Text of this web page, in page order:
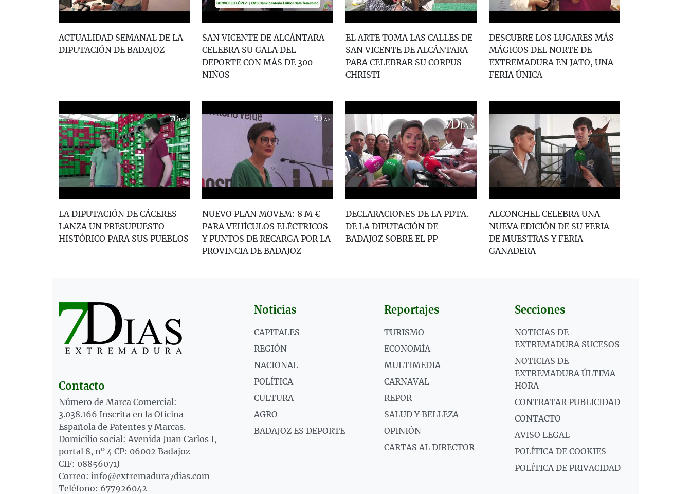
ACTUALIDAD SEMANAL DE LA
DIPUTACIÓN DE BADAJOZ
SAN VICENTE DE ALCÁNTARA
CELEBRA SU GALA DEL
DEPORTE CON MÁS DE 300
NIÑOS
EL ARTE TOMA LAS CALLES DE
SAN VICENTE DE ALCÁNTARA
PARA CELEBRAR SU CORPUS
CHRISTI
DESCUBRE LOS LUGARES MÁS
MÁGICOS DEL NORTE DE
EXTREMADURA EN JATO, UNA
FERIA ÚNICA
LA DIPUTACIÓN DE CÁCERES
LANZA UN PRESUPUESTO
HISTÓRICO PARA SUS PUEBLOS
NUEVO PLAN MOVEM: 8 M €
PARA VEHÍCULOS ELÉCTRICOS
Y PUNTOS DE RECARGA POR LA
PROVINCIA DE BADAJOZ
DECLARACIONES DE LA PDTA.
DE LA DIPUTACIÓN DE
BADAJOZ SOBRE EL PP
ALCONCHEL CELEBRA UNA
NUEVA EDICIÓN DE SU FERIA
DE MUESTRAS Y FERIA
GANADERA
Contacto
Número de Marca Comercial:
3.038.166 Inscrita en la Oficina
Española de Patentes y Marcas.
Domicilio social: Avenida Juan Carlos I,
portal 8, nº 4 CP: 06002 Badajoz
CIF: 08856071J
Correo: info@extremadura7dias.com
Teléfono: 677926042
Noticias
CAPITALES
REGIÓN
NACIONAL
POLÍTICA
CULTURA
AGRO
BADAJOZ ES DEPORTE
Reportajes
TURISMO
ECONOMÍA
MULTIMEDIA
CARNAVAL
REPOR
SALUD Y BELLEZA
OPINIÓN
CARTAS AL DIRECTOR
Secciones
NOTICIAS DE
EXTREMADURA SUCESOS
NOTICIAS DE
EXTREMADURA ÚLTIMA
HORA
CONTRATAR PUBLICIDAD
CONTACTO
AVISO LEGAL
POLÍTICA DE COOKIES
POLÍTICA DE PRIVACIDAD